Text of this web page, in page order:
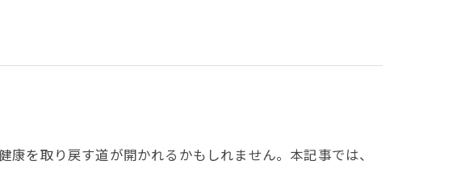
を取り戻す道が開かれるかもしれません。本記事では、